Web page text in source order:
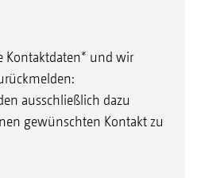
Kontaktdaten* und wir
ausschließlich dazu
gewünschten Kontakt zu